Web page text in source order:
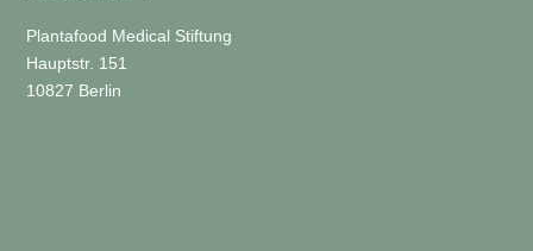
Plantafood Medical Stiftung
Hauptstr. 151
10827 Berlin